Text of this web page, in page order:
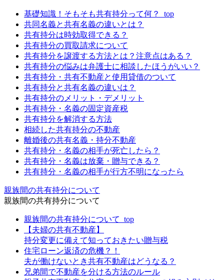
基礎知識！そもそも共有持分って何？_top
共同名義と共有名義の違いとは？
共有持分は時効取得できる？
共有持分の買取請求について
共有持分を譲渡する方法とは？注意点はある？
共有持分の悩みは弁護士に相談したほうがいい？
共有持分・共有不動産と使用貸借のついて
共有持分と共有名義の違いは？
共有持分のメリット・デメリット
共有持分・名義の固定資産税
共有持分を解消する方法
相続した共有持分の不動産
離婚後の共有名義・持分不動産
共有持分・名義の相手が死亡したら？
共有持分・名義は放棄・贈与できる？
共有持分・名義の相手が行方不明になったら
親族間の共有持分について
親族間の共有持分について
親族間の共有持分について_top
【夫婦の共有不動産】
持分変更に備えて知っておきたい贈与税
住宅ローン返済の危機？！
夫が働けないとき共有不動産はどうなる？
兄弟間で不動産を分ける方法のルール